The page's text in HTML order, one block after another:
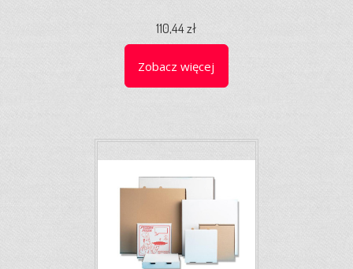
110,44 zł
Zobacz więcej